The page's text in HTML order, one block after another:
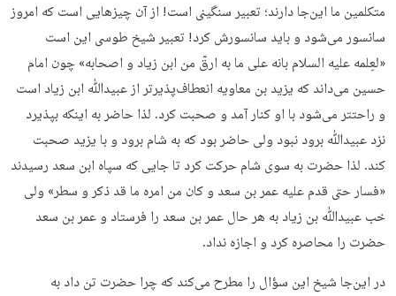
متکلمین ما این‌جا دارند؛ تعبیر سنگینی است! از آن چیزهایی است که امروز
سانسور می‌شود و باید سانسورش کرد! تعبیر شیخ طوسی این است
«لعِلمه علیه السلام بانه علی ما به ارقّ من ابن زیاد و اصحابه» چون امام
حسین می‌داند که یزید بن معاویه انعطاف‌پذیرتر از عبیدﷲ ابن زیاد است
و راحتتر می‌شود با او کنار آمد و صحبت کرد. لذا حاضر به اینکه بپذیرد
نزد عبیدﷲ برود نبود ولی حاضر بود که به شام برود و با یزید صحبت
کند. لذا حضرت به سوی شام حرکت کرد تا جایی که سپاه ابن سعد رسیدند
«فسار حتی قدم علیه عمر بن سعد و کان من امره ما قد ذکر و سطر» ولی
خب عبیدﷲ بن زیاد به هر حال عمر بن سعد را فرستاد و عمر بن سعد
حضرت را محاصره کرد و اجازه نداد.
در این‌جا شیخ این سؤال را مطرح می‌کند که چرا حضرت تن داد به